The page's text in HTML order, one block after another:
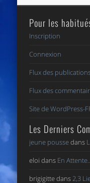
Pour les
Inscription
Connexion
Flux des
Flux des
Site de WordPress-
Les Derniers
jeune poussedans
eloi dans En Attente..
brigigittedans2,3